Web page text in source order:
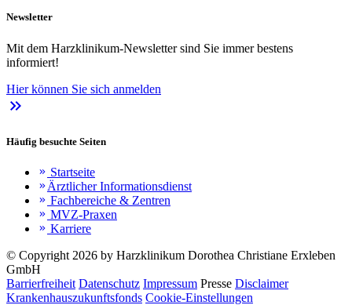
Newsletter
Mit dem Harzklinikum-Newsletter sind Sie immer bestens
informiert!
Hier können Sie sich anmelden
keyboard_double_arrow_right
Häufig besuchte Seiten
keyboard_double_arrow_right Startseite
keyboard_double_arrow_right Ärztlicher Informationsdienst
keyboard_double_arrow_right Fachbereiche & Zentren
keyboard_double_arrow_right MVZ-Praxen
keyboard_double_arrow_right Karriere
© Copyright 2026 by Harzklinikum Dorothea Christiane Erxleben
GmbH
Barrierfreiheit Datenschutz Impressum Presse Disclaimer
Krankenhauszukunftsfonds Cookie-Einstellungen